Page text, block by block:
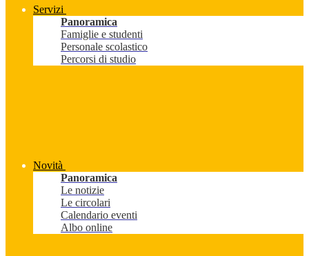
Servizi
Panoramica
Famiglie e studenti
Personale scolastico
Percorsi di studio
Novità
Panoramica
Le notizie
Le circolari
Calendario eventi
Albo online